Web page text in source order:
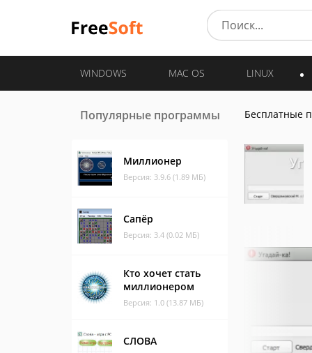
WINDOWS MAC OS LINUX
Популярные программы
Миллионер
Версия: 3.9.6 (1.89 МБ)
Сапёр
Версия: 3.4 (0.02 МБ)
Кто хочет стать
миллионером
Версия: 1.0 (13.87 МБ)
СЛОВА
Бесплатные